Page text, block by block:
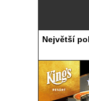
Největší